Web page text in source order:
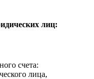
лиц:
счета:
лица,